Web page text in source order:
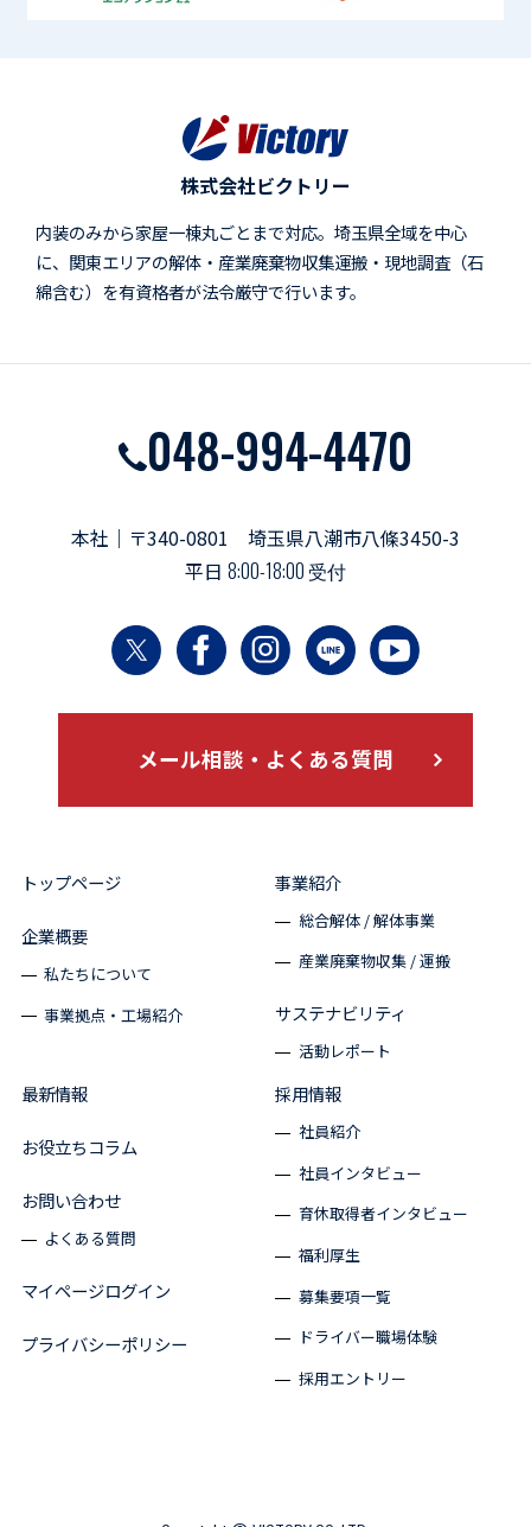
株式会社ビクトリー
内装のみから家屋一棟丸ごとまで対応。埼玉県全域を中心
に、関東エリアの解体・産業廃棄物収集運搬・現地調査（石
綿含む）を有資格者が法令厳守で行います。
048-994-4470
本社｜〒340-0801 埼玉県八潮市八條3450-3
平日 8:00-18:00 受付
メール相談・よくある質問
トップページ
企業概要
私たちについて
事業拠点・工場紹介
事業紹介
総合解体 / 解体事業
産業廃棄物収集 / 運搬
サステナビリティ
活動レポート
最新情報
お役立ちコラム
お問い合わせ
よくある質問
マイページログイン
プライバシーポリシー
採用情報
社員紹介
社員インタビュー
育休取得者インタビュー
福利厚生
募集要項一覧
ドライバー職場体験
採用エントリー